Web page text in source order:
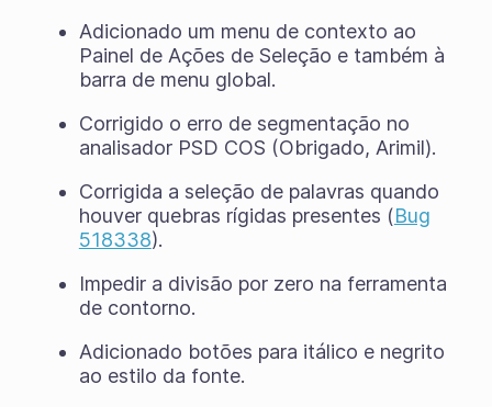
Adicionado um menu de contexto ao
Painel de Ações de Seleção e também à
barra de menu global.
Corrigido o erro de segmentação no
analisador PSD COS (Obrigado, Arimil).
Corrigida a seleção de palavras quando
houver quebras rígidas presentes (Bug
518338).
Impedir a divisão por zero na ferramenta
de contorno.
Adicionado botões para itálico e negrito
ao estilo da fonte.